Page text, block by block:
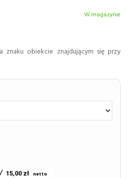
W magazynie
znaku obiekcie znajdującym się przy
15,00 zł